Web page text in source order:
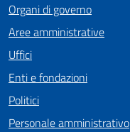
Organi di governo
Aree amministrative
Uffici
Enti e fondazioni
Politici
Personale amministrativo